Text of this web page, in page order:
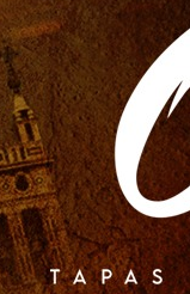
di ospiti di
più seguiti in Italia
delGrande Fratello
di Amici
follower
follower ed ex
, con un pubblico da